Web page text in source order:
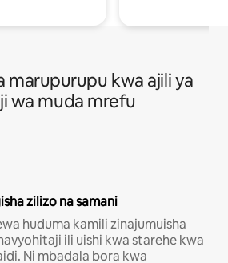
marupurupu kwa ajili ya
wa muda mrefu
zilizo na samani
huduma kamili zinajumuisha
ili uishi kwa starehe kwa
Ni mbadala bora kwa